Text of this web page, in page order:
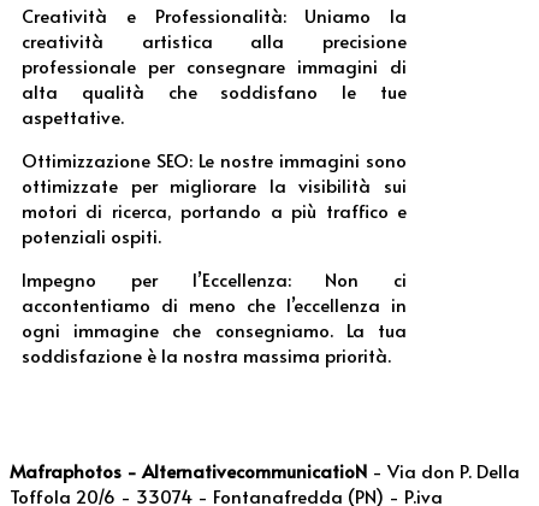
Creatività e Professionalità: Uniamo la
creatività artistica alla precisione
professionale per consegnare immagini di
alta qualità che soddisfano le tue
aspettative.
Ottimizzazione SEO: Le nostre immagini sono
ottimizzate per migliorare la visibilità sui
motori di ricerca, portando a più traffico e
potenziali ospiti.
Impegno per l’Eccellenza: Non ci
accontentiamo di meno che l’eccellenza in
ogni immagine che consegniamo. La tua
soddisfazione è la nostra massima priorità.
Mafraphotos - AlternativecommunicatioN - Via don P. Della
Toffola 20/6 - 33074 - Fontanafredda (PN) - P.iva